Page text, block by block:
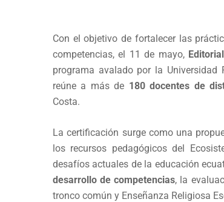
Con el objetivo de fortalecer las
competencias, el 11 de mayo,
programa avalado por la
reúne a más de 180 docentes de
Costa.
La certificación surge como una
los recursos pedagógicos del
desafíos actuales de la educación
desarrollo de competencias, la
tronco común y Enseñanza Religiosa